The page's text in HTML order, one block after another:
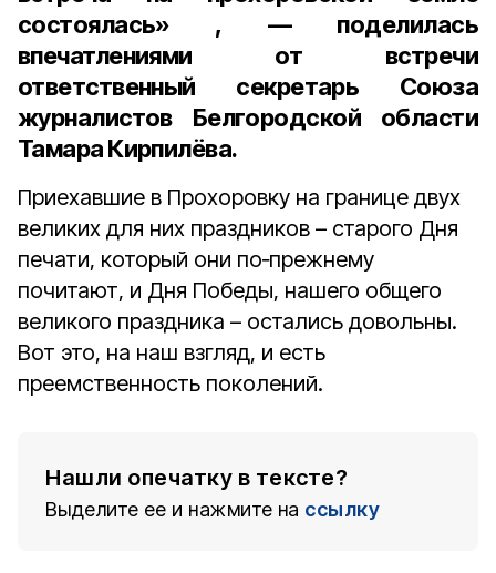
состоялась» , — поделилась
впечатлениями от встречи
ответственный секретарь Союза
журналистов Белгородской области
Тамара Кирпилёва.
Приехавшие в Прохоровку на границе двух
великих для них праздников – старого Дня
печати, который они по‑прежнему
почитают, и Дня Победы, нашего общего
великого праздника – остались довольны.
Вот это, на наш взгляд, и есть
преемственность поколений.
Нашли опечатку в тексте?
Выделите ее и нажмите на ссылку